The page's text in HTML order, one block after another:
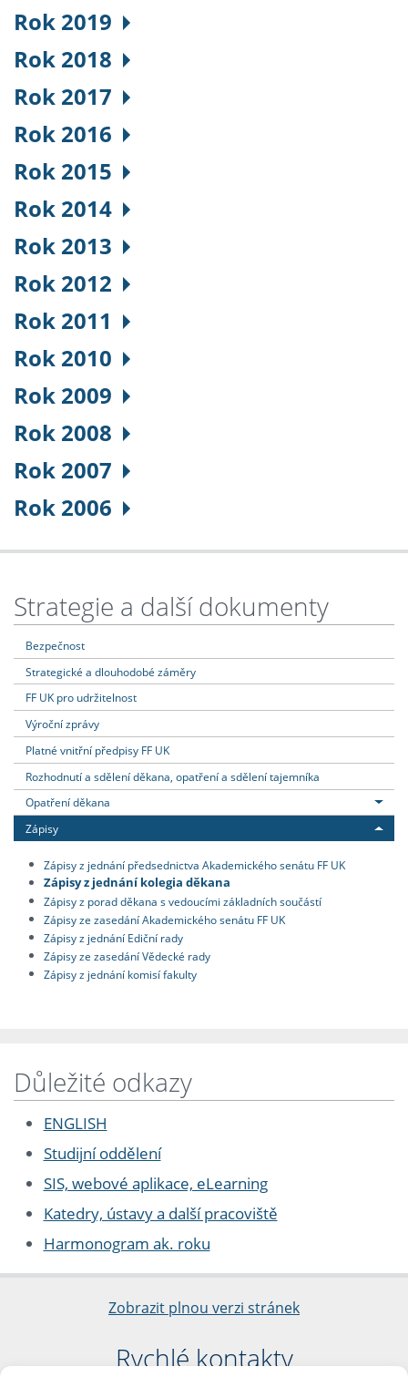
Rok 2019
Rok 2018
Rok 2017
Rok 2016
Rok 2015
Rok 2014
Rok 2013
Rok 2012
Rok 2011
Rok 2010
Rok 2009
Rok 2008
Rok 2007
Rok 2006
Strategie a další dokumenty
Bezpečnost
Strategické a dlouhodobé záměry
FF UK pro udržitelnost
Výroční zprávy
Platné vnitřní předpisy FF UK
Rozhodnutí a sdělení děkana, opatření a sdělení tajemníka
Opatření děkana
Zápisy
Zápisy z jednání předsednictva Akademického senátu FF UK
Zápisy z jednání kolegia děkana
Zápisy z porad děkana s vedoucími základních součástí
Zápisy ze zasedání Akademického senátu FF UK
Zápisy z jednání Ediční rady
Zápisy ze zasedání Vědecké rady
Zápisy z jednání komisí fakulty
Důležité odkazy
ENGLISH
Studijní oddělení
SIS, webové aplikace, eLearning
Katedry, ústavy a další pracoviště
Harmonogram ak. roku
Zobrazit plnou verzi stránek
Rychlé kontakty